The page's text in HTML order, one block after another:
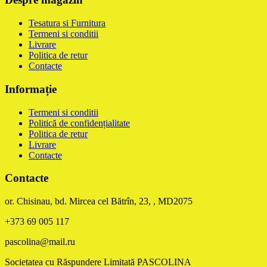
Tesatura si Furnitura
Termeni si conditii
Livrare
Politica de retur
Contacte
Informație
Termeni si conditii
Politică de confidențialitate
Politica de retur
Livrare
Contacte
Contacte
or. Chisinau, bd. Mircea cel Bătrîn, 23, , MD2075
+373 69 005 117
pascolina@mail.ru
Societatea cu Răspundere Limitată PASCOLINA